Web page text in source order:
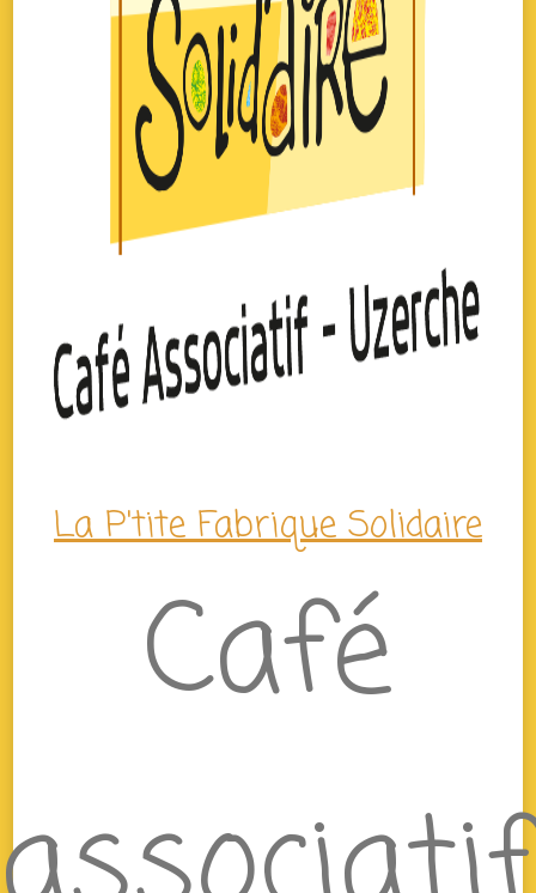
La P'tite Fabrique Solidaire
Café